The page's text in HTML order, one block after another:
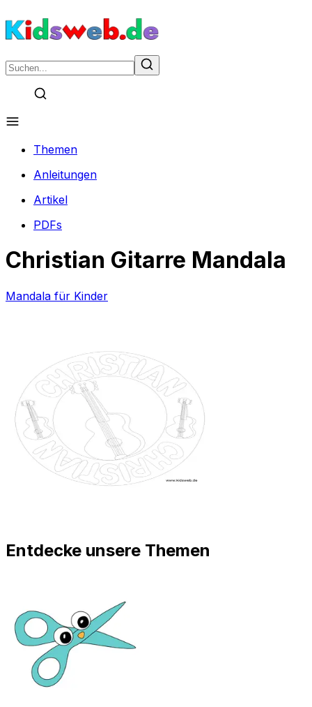
Themen
Anleitungen
Artikel
PDFs
Christian Gitarre Mandala
Mandala für Kinder
Entdecke unsere Themen